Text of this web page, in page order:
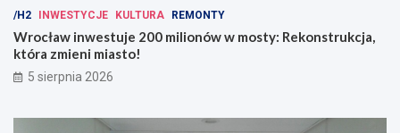
/H2 INWESTYCJE KULTURA REMONTY
Wrocław inwestuje 200 milionów w mosty: Rekonstrukcja,
która zmieni miasto!
5 sierpnia 2026